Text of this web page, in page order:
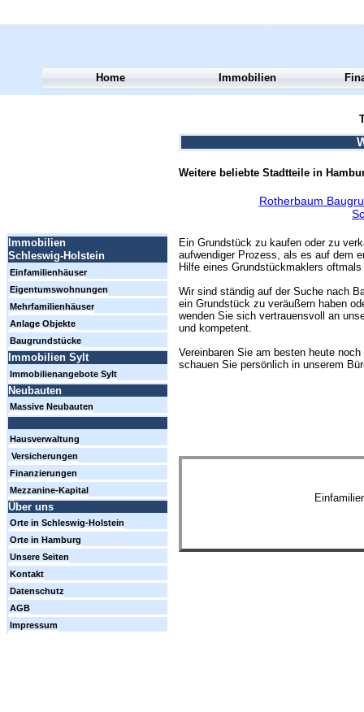
Weitere beliebte Stadtteile in
Rotherbaum
Ein Grundstück zu kaufen oder zu
aufwendiger Prozess, als es auf dem
Hilfe eines Grundstückmaklers
Wir sind ständig auf der Suche nach
ein Grundstück zu veräußern haben
wenden Sie sich vertrauensvoll an
und kompetent.
Vereinbaren Sie am besten heute
schauen Sie persönlich in unserem
Home Immobilien
Immobilien
Schleswig-Holstein
Einfamilienhäuser
Eigentumswohnungen
Mehrfamilienhäuser
Anlage Objekte
Baugrundstücke
Immobilien Sylt
Immobilienangebote Sylt
Neubauten
Massive Neubauten
Hausverwaltung
Versicherungen
Finanzierungen
Mezzanine-Kapital
Über uns
Orte in Schleswig-Holstein
Orte in Hamburg
Unsere Seiten
Kontakt
Datenschutz
AGB
Impressum